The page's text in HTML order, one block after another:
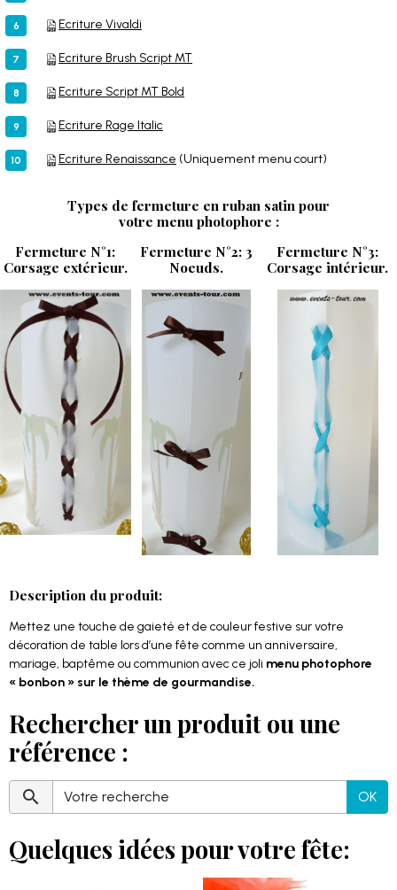
Ecriture Vivaldi
Ecriture Brush Script MT
Ecriture Script MT Bold
Ecriture Rage Italic
Ecriture Renaissance (Uniquement menu court)
Types de fermeture en ruban satin pour
votre menu photophore :
Fermeture N°1:
Corsage extérieur.
Fermeture N°2: 3
Noeuds.
Fermeture N°3:
Corsage intérieur.
Description du produit:
Mettez une touche de gaieté et de couleur festive sur votre
décoration de table lors d’une fête comme un anniversaire,
mariage, baptême ou communion avec ce joli menu photophore
« bonbon » sur le thème de gourmandise.
Rechercher un produit ou une
référence :
OK
Quelques idées pour votre fête: